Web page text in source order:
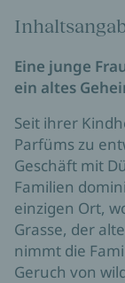
Eine junge
ein altes
Seit ihrer
Parfüms zu
Geschäft mit
Familien
einzigen Ort,
Grasse, der
nimmt die
Geruch von